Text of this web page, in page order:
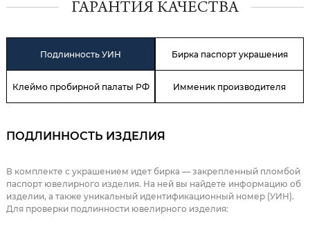
ГАРАНТИЯ КАЧЕСТВА
Подлинность УИН Бирка паспорт украшения
Клеймо пробирной палаты РФ Имменик производителя
ПОДЛИННОСТЬ ИЗДЕЛИЯ
В комплекте с украшением идет бирка — закрепленный пломбой
паспорт ювелирного изделия. На ней вы найдете информацию об
изделии, а также уникальный идентификационный номер (УИН).
Для проверки подлинности ювелирного изделия: